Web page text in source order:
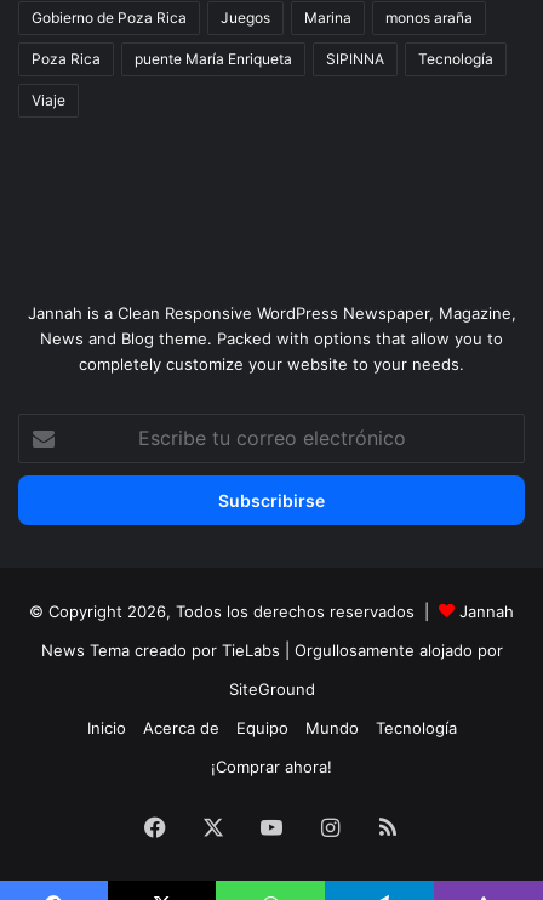
Gobierno de Poza Rica Juegos Marina monos araña
Poza Rica puente María Enriqueta SIPINNA Tecnología
Viaje
Jannah is a Clean Responsive WordPress Newspaper, Magazine,
News and Blog theme. Packed with options that allow you to
completely customize your website to your needs.
correo
© Copyright 2026, Todos los derechos reservados |
Jannah
News Tema creado por TieLabs | Orgullosamente alojado por
SiteGround
Inicio
Acerca de Equipo Mundo
Tecnología
¡Comprar ahora!
Facebook YouTubeInstagram
RSS